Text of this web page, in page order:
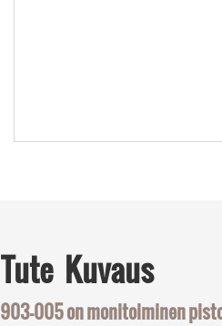
Tute Kuvaus
903-005 onmonitoiminen